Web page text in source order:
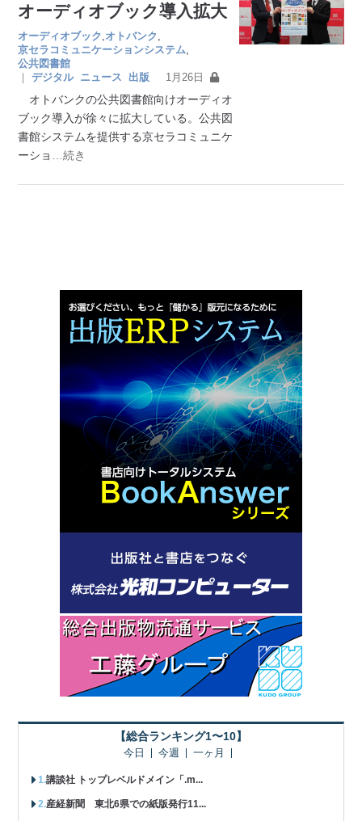
オーディオブック導入拡大
オーディオブック オトバンク
京セラコミュニケーションシステム
公共図書館
｜
デジタル ニュース 出版 1月26日
オトバンクの公共図書館向けオーディオ
ブック導入が徐々に拡大している。公共図
書館システムを提供する京セラコミュニケ
ーショ
…続き
【総合ランキング1〜10】
今日 今週 一ヶ月
講談社 トップレベルドメイン「.m...
産経新聞 東北6県での紙版発行11...